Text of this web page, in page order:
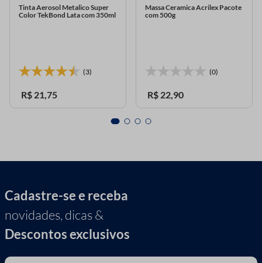
Tinta Aerosol Metalico Super
Color TekBond Lata com 350ml
(3)
R$ 21,75
Massa Ceramica Acrilex Pacote
com 500g
(0)
R$ 22,90
Cadastre-se e receba
novidades, dicas &
Descontos exclusivos